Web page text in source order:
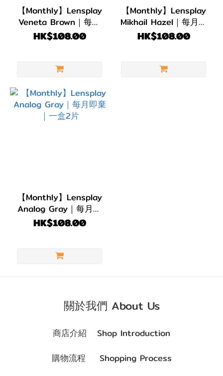
顏色
(Color)
色
(1)
(2)
啡
色/
(2)
【Monthly】Lensplay
Veneta Brown｜每月
即棄｜1盒2片
HK$108.00
【Monthly】Lensplay
Mikhail Hazel｜每月即
棄｜一盒2片
HK$108.00
【Monthly】Lensplay
Analog Gray｜每月即
棄｜一盒2片
HK$108.00
關於我們 About Us
商店介紹 Shop Introduction
購物流程 Shopping Process